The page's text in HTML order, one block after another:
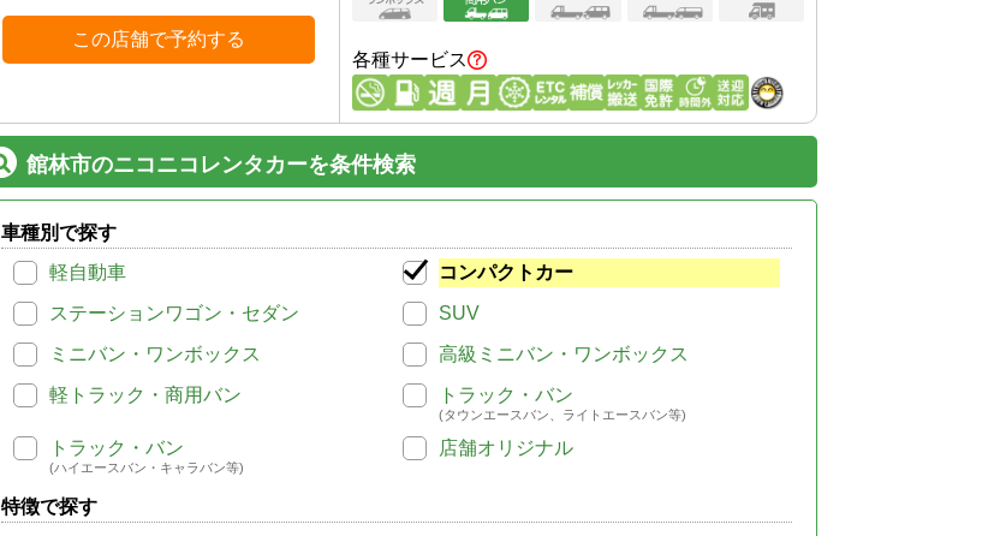
この店舗で予約する
各種サービス
館林市のニコニコレンタカーを条件検索
車種別で探す
軽自動車
コンパクトカー
ステーションワゴン・セダン
SUV
ミニバン・ワンボックス
高級ミニバン・ワンボックス
軽トラック・商用バン
トラック・バン
(タウンエースバン、ライトエースバン等)
トラック・バン
(ハイエースバン・キャラバン等)
店舗オリジナル
特徴で探す